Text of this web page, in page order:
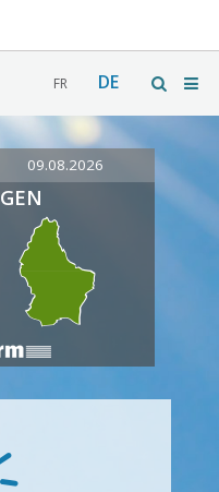
FR DE
09.08.2026